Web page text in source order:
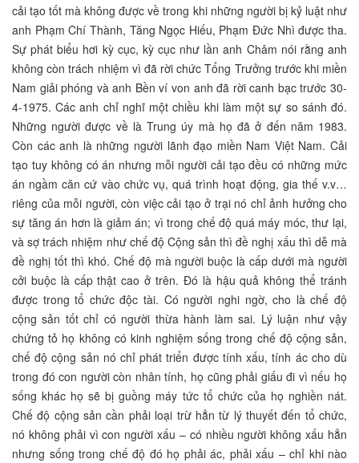
cải tạo tốt mà không được về trong khi những người bị kỷ luật như
anh Phạm Chí Thành, Tăng Ngọc Hiếu, Phạm Đức Nhì được tha.
Sự phát biểu hơi kỳ cục, kỳ cục như lần anh Châm nói rằng anh
không còn trách nhiệm vì đã rời chức Tổng Trưởng trước khi miền
Nam giải phóng và anh Bền ví von anh đã rời canh bạc trước 30-
4-1975. Các anh chỉ nghĩ một chiều khi làm một sự so sánh đó.
Những người được về là Trung úy mà họ đã ở đến năm 1983.
Còn các anh là những người lãnh đạo miền Nam Việt Nam. Cải
tạo tuy không có án nhưng mỗi người cải tạo đều có những mức
án ngầm căn cứ vào chức vụ, quá trình hoạt động, gia thế v.v…
riêng của mỗi người, còn việc cải tạo ở trại nó chỉ ảnh hưởng cho
sự tăng án hơn là giảm án; vì trong chế độ quá máy móc, thư lại,
và sợ trách nhiệm như chế độ Cộng sản thì đề nghị xấu thì dễ mà
đề nghị tốt thì khó. Chế độ mà người buộc là cấp dưới mà người
cởi buộc là cấp thật cao ở trên. Đó là hậu quả không thể tránh
được trong tổ chức độc tài. Có người nghi ngờ, cho là chế độ
cộng sản tốt chỉ có người thừa hành làm sai. Lý luận như vậy
chứng tỏ họ không có kinh nghiệm sống trong chế độ cộng sản,
chế độ cộng sản nó chỉ phát triển được tính xấu, tính ác cho dù
trong đó con người còn nhân tính, họ cũng phải giấu đi vì nếu họ
sống khác họ sẽ bị guồng máy tức tổ chức của họ nghiền nát.
Chế độ cộng sản cần phải loại trừ hẳn từ lý thuyết đến tổ chức,
nó không phải vì con người xấu – có nhiều người không xấu hẳn
nhưng sống trong chế độ đó họ phải ác, phải xấu – chỉ khi nào